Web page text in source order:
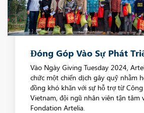
Đóng Góp Vào Sự Phát
Bộ Xã Hội
Vào Ngày Giving Tuesday 2024,
chức một chiến dịch gây quỹ nhằm
đồng khó khăn với sự hỗ trợ từ
Vietnam, đội ngũ nhân viên tận tâm
Fondation Artelia.